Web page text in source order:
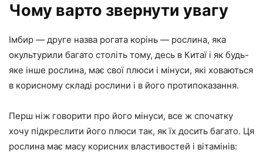
Чому варто звернути увагу
Імбир — друге назва рогата корінь — рослина, яка
окультурили багато століть тому, десь в Китаї і як будь-
яке інше рослина, має свої плюси і мінуси, які ховаються
в корисному складі рослини і в його протипоказання.
Перш ніж говорити про його мінуси, все ж спочатку
хочу підкреслити його плюси так, як їх досить багато. Ця
рослина має масу корисних властивостей і вітамінів: